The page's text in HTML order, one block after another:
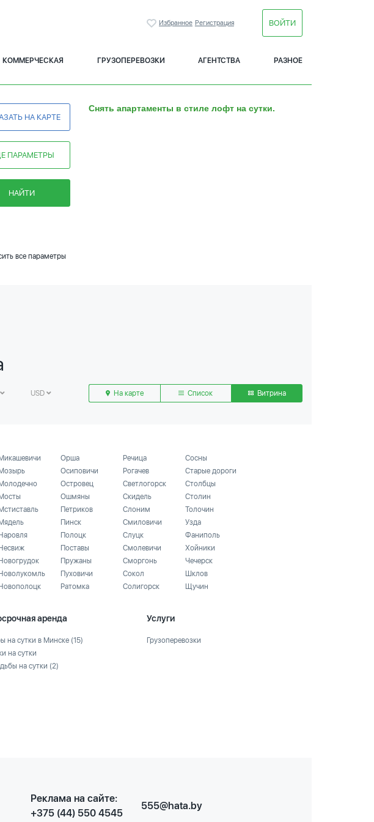
Избранное Регистрация ВОЙТИ
КОММЕРЧЕСКАЯ ГРУЗОПЕРЕВОЗКИ АГЕНТСТВА РАЗНОЕ
НА КАРТЕ
ПАРАМЕТРЫ
НАЙТИ
Снять апартаменты в стиле лофт на сутки.
все параметры
USD На карте Список Витрина
Микашевичи
Мозырь
Молодечно
Мосты
Мстиставль
Мядель
Наровля
Несвиж
Новогрудок
Новолукомль
Новополоцк
Орша
Осиповичи
Островец
Ошмяны
Петриков
Пинск
Полоцк
Поставы
Пружаны
Пуховичи
Ратомка
Речица
Рогачев
Светлогорск
Скидель
Слоним
Смиловичи
Слуцк
Смолевичи
Сморгонь
Сокол
Солигорск
Сосны
Старые дороги
Столбцы
Столин
Толочин
Узда
Фаниполь
Хойники
Чечерск
Шклов
Щучин
аренда
на сутки в Минске (15)
на сутки
на сутки (2)
Услуги
Грузоперевозки
Реклама на сайте:
+375 (44) 550 4545
555@hata.by